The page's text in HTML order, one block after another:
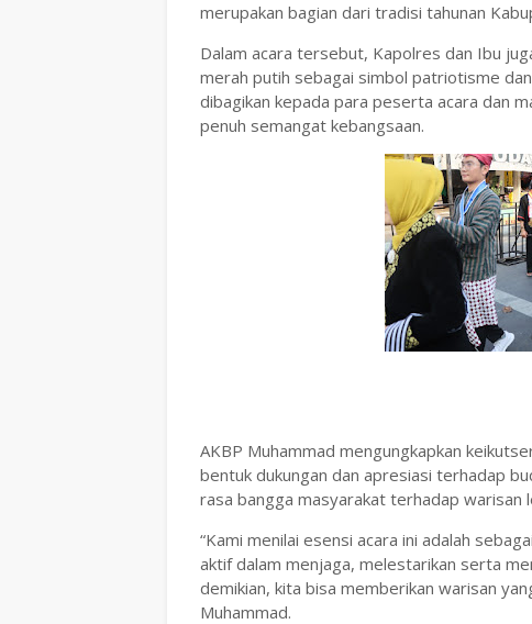
merupakan bagian dari tradisi tahunan
Dalam acara tersebut, Kapolres dan Ibu
merah putih sebagai simbol patriotisme
dibagikan kepada para peserta acara dan
penuh semangat kebangsaan.
AKBP Muhammad mengungkapkan
bentuk dukungan dan apresiasi terhadap
rasa bangga masyarakat terhadap warisan
“Kami menilai esensi acara ini adalah
aktif dalam menjaga, melestarikan serta
demikian, kita bisa memberikan warisan
Muhammad.